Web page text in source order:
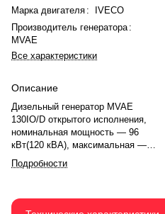
Марка двигателя :
IVECO
Производитель генератора :
MVAE
Все характеристики
Описание
Дизельный генератор MVAE
130IO/D открытого исполнения,
номинальная мощность — 96
кВт(120 кВА), максимальная —
104.8 кВт (130 кВА). Двигатель
IVECO N45 TM3, рядное, 4.0-
оборотов. Система охлаждения
Подробности